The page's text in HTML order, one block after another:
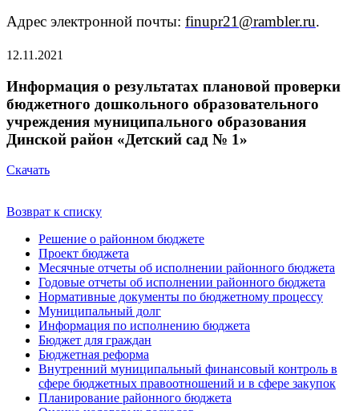
Адрес электронной почты: finupr21@rambler.ru.
12.11.2021
Информация о результатах плановой проверки
бюджетного дошкольного образовательного
учреждения муниципального образования
Динской район «Детский сад № 1»
Скачать
Возврат к списку
Решение о районном бюджете
Проект бюджета
Месячные отчеты об исполнении районного бюджета
Годовые отчеты об исполнении районного бюджета
Нормативные документы по бюджетному процессу
Муниципальный долг
Информация по исполнению бюджета
Бюджет для граждан
Бюджетная реформа
Внутренний муниципальный финансовый контроль в
сфере бюджетных правоотношений и в сфере закупок
Планирование районного бюджета